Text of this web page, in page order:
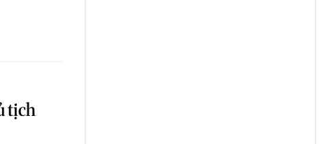
tịch